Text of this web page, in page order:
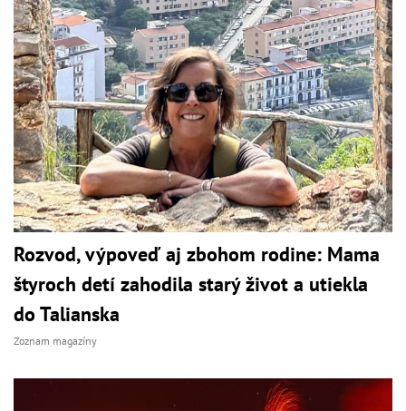
Rozvod, výpoveď aj zbohom rodine: Mama
štyroch detí zahodila starý život a utiekla
do Talianska
Zoznam magazíny